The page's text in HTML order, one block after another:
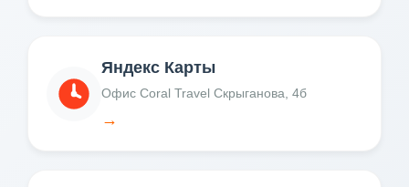
Яндекс Карты
Офис Coral Travel Скрыганова, 4б
→